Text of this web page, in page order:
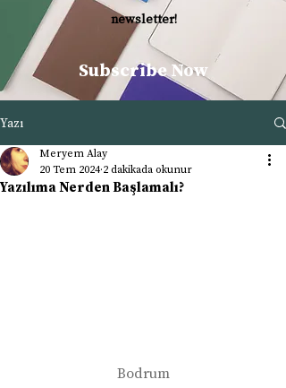
newsletter!
Subscribe Now
Yazı
Yazılıma Nerden Başlamalı?
Meryem Alay
20 Tem 2024 2 dakikada okunur
Bodrum